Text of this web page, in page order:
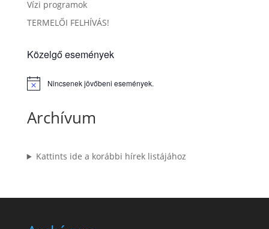
Vízi programok
TERMELŐI FELHÍVÁS!
Közelgő események
Notice Nincsenek jövőbeni események.
Archívum
Kattints ide a korábbi hírek listájához